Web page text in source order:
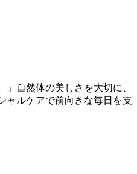
」自然体の美しさを大切に、
ャルケアで前向きな毎日を支